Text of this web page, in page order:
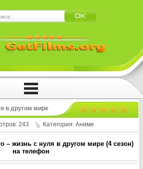
в другом мире
Isekai Seikatsu
243 Категория: Аниме
– жизнь с нуля в другом мире (4 сезон)
на телефон
сперва нажмите на
верхнем углу!!!